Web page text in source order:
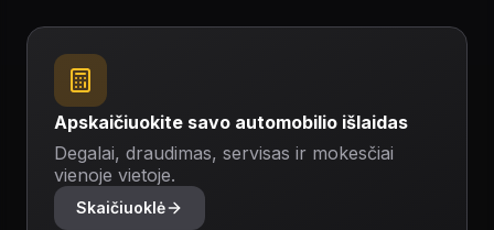
Apskaičiuokite savo automobilio išlaidas
Degalai, draudimas, servisas ir mokesčiai
vienoje vietoje.
Skaičiuoklė